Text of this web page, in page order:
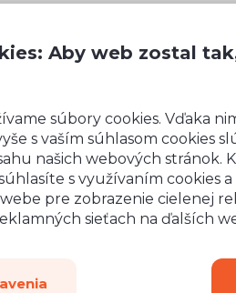
Aby web zostal
súbory cookies. Vďaka
s vaším súhlasom cookies
našich webových stránok.
s využívaním cookies
pre zobrazenie cielenej
sieťach na ďalších